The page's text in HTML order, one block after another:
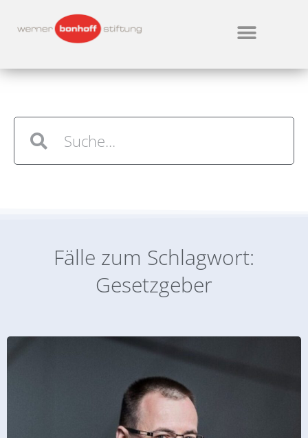
Fälle zum Schlagwort:
Gesetzgeber